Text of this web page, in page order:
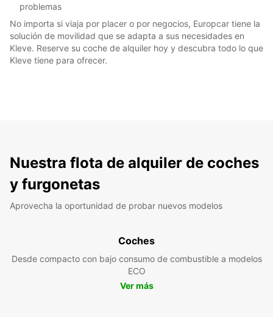
problemas
No importa si viaja por placer o por negocios, Europcar tiene la
solución de movilidad que se adapta a sus necesidades en
Kleve. Reserve su coche de alquiler hoy y descubra todo lo que
Kleve tiene para ofrecer.
Nuestra flota de alquiler de coches
y furgonetas
Aprovecha la oportunidad de probar nuevos modelos
Coches
Desde compacto con bajo consumo de combustible a modelos
ECO
Ver más